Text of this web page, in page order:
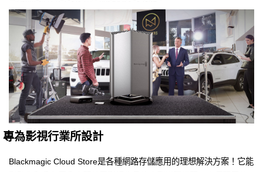
專為影視行業所設計
Blackmagic Cloud Store是各種網路存儲應用的理想解決方案！它能